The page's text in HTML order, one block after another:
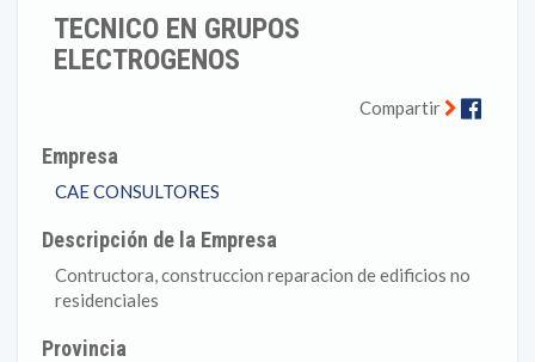
TECNICO EN GRUPOS
ELECTROGENOS
Compartir
Empresa
CAE CONSULTORES
Descripción de la Empresa
Contructora, construccion reparacion de edificios no
residenciales
Provincia